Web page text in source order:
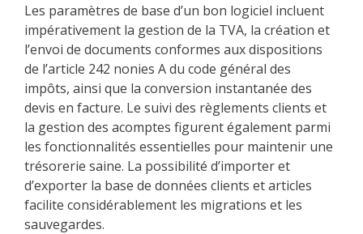
Les paramètres de base d’un bon logiciel incluent
impérativement la gestion de la TVA, la création et
l’envoi de documents conformes aux dispositions
de l’article 242 nonies A du code général des
impôts, ainsi que la conversion instantanée des
devis en facture. Le suivi des règlements clients et
la gestion des acomptes figurent également parmi
les fonctionnalités essentielles pour maintenir une
trésorerie saine. La possibilité d’importer et
d’exporter la base de données clients et articles
facilite considérablement les migrations et les
sauvegardes.